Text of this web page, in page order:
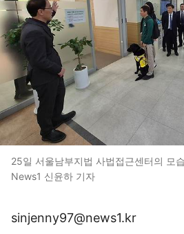
25일 서울남부지법 사법접근센터의
News1 신윤하 기자
sinjenny97@news1.kr